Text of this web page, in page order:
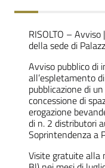
RISOLTO –
della sede di
Avviso pubblico di
all’espletamento
pubblicazione di
concessione di
erogazione
di n. 2 distributori
Soprintendenza a
Visite gratuite alla